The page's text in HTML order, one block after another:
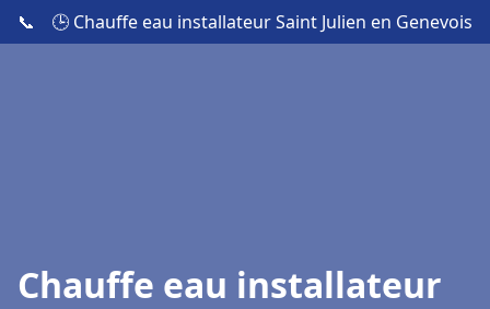
📞 🕒 Chauffe eau installateur Saint Julien en Genevois
Chauffe eau installateur